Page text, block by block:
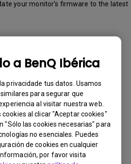
a BenQ Ibérica
privacidade tus datos. Usamos
para segurar que
al visitar nuestra web.
al clicar "Aceptar cookies"
"Sólo las cookies necesarias" para
no esenciales. Puedes
de cookies en cualquier
por favor visita
your monitor’s firmware to the latest